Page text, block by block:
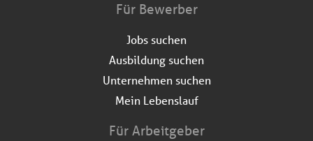
Für Bewerber
Jobs suchen
Ausbildung suchen
Unternehmen suchen
Mein Lebenslauf
Für Arbeitgeber